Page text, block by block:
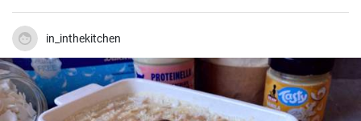
super aus und geschmacklich wird man keinen Unterschied zur
klassischen Erdbeertorte feststellen können.
in_inthekitchen